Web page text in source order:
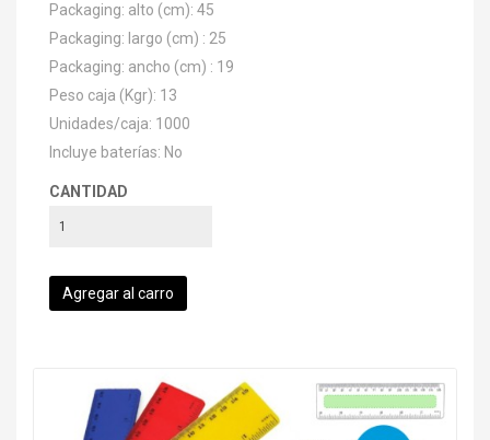
Packaging: alto (cm): 45
Packaging: largo (cm) : 25
Packaging: ancho (cm) : 19
Peso caja (Kgr): 13
Unidades/caja: 1000
Incluye baterías: No
CANTIDAD